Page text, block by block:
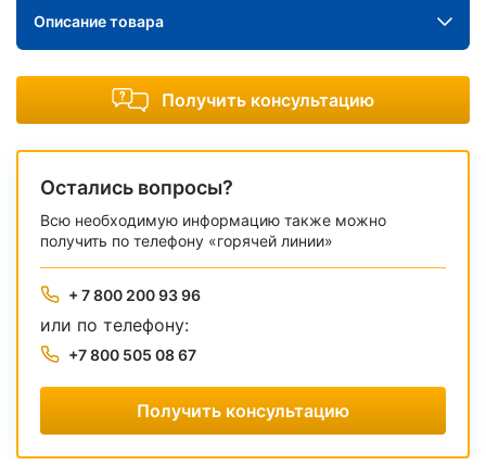
Описание товара
Получить консультацию
Остались вопросы?
Всю необходимую информацию также можно
получить по телефону «горячей линии»
+ 7 800 200 93 96
или по телефону:
+7 800 505 08 67
Получить консультацию